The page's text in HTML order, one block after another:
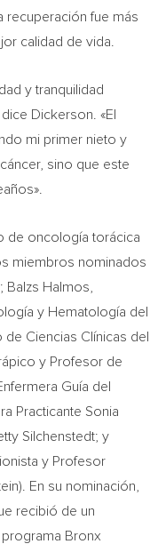
recuperación fue más
calidad de vida.
y tranquilidad
Dickerson. «El
mi primer nieto y
sino que este
de oncología torácica
miembros nominados
Halmos,
y Hematología del
Ciencias Clínicas del
y Profesor de
Guía del
Practicante Sonia
Silchenstedt; y
y Profesor
En su nominación,
recibió de un
Bronx